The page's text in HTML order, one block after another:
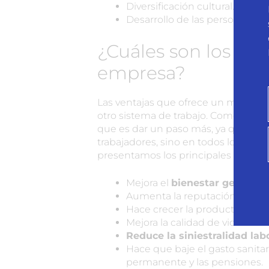
Diversificación cultural.
Desarrollo de las personas.
¿Cuáles son los
empresa?
Las ventajas que ofrece un modelo
otro sistema de trabajo. Como
que es dar un paso más, ya que no
trabajadores, sino en todos los
presentamos los principales
Mejora el bienestar general
Aumenta la reputación
Hace crecer la productividad
Mejora la calidad de vida de
Reduce la siniestralidad
Hace que baje el gasto
permanente y las pensiones.